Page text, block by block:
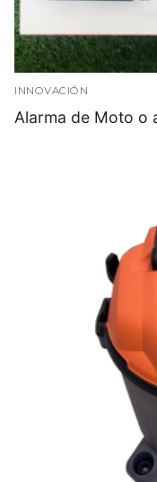
INNOVACIÓN
Alarma de Moto o